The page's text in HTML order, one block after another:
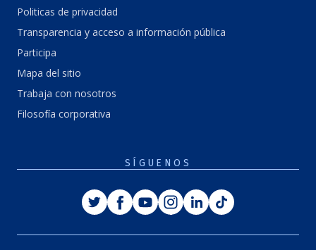
Politicas de privacidad
Transparencia y acceso a información pública
Participa
Mapa del sitio
Trabaja con nosotros
Filosofía corporativa
SÍGUENOS
TwitterFacebook
YoutubeInstagram
LinkedinTiktok